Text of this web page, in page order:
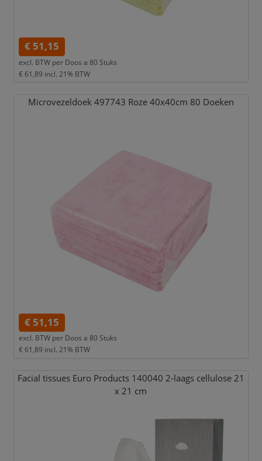
€ 51,15
excl. BTW per Doos a 80 Stuks
€ 61,89 incl. 21% BTW
Microvezeldoek 497743 Roze 40x40cm 80 Doeken
€ 51,15
excl. BTW per Doos a 80 Stuks
€ 61,89 incl. 21% BTW
Facial tissues Euro Products 140040 2-laags cellulose 21
x 21 cm